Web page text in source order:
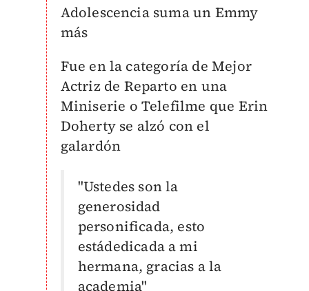
Adolescencia suma un Emmy
más
Fue en la categoría de Mejor
Actriz de Reparto en una
Miniserie o Telefilme que Erin
Doherty se alzó con el
galardón
"Ustedes son la
generosidad
personificada, esto
estádedicada a mi
hermana, gracias a la
academia"